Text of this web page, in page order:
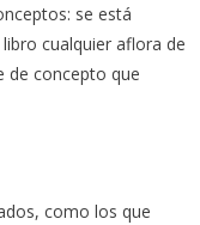
se está
cualquier aflora de
de concepto que
como los que